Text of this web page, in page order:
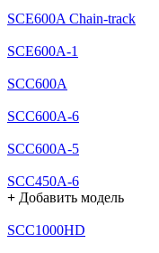
SCE600A Chain-track
SCE600A-1
SCC600A
SCC600A-6
SCC600A-5
SCC450A-6
+ Добавить модель
SCC1000HD